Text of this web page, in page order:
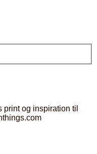
print og inspiration til